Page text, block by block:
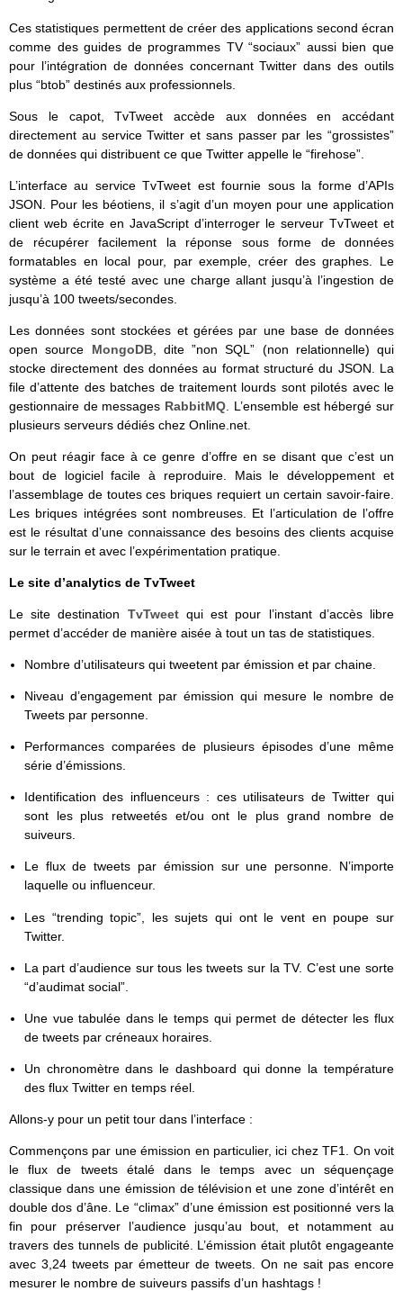
Ces statistiques permettent de créer des applications second écran
comme des guides de programmes TV “sociaux” aussi bien que
pour l’intégration de données concernant Twitter dans des outils
plus “btob” destinés aux professionnels.
Sous le capot, TvTweet accède aux données en accédant
directement au service Twitter et sans passer par les “grossistes”
de données qui distribuent ce que Twitter appelle le “firehose”.
L’interface au service TvTweet est fournie sous la forme d’APIs
JSON. Pour les béotiens, il s’agit d’un moyen pour une application
client web écrite en JavaScript d’interroger le serveur TvTweet et
de récupérer facilement la réponse sous forme de données
formatables en local pour, par exemple, créer des graphes. Le
système a été testé avec une charge allant jusqu’à l’ingestion de
jusqu’à 100 tweets/secondes.
Les données sont stockées et gérées par une base de données
open source MongoDB, dite ”non SQL” (non relationnelle) qui
stocke directement des données au format structuré du JSON. La
file d’attente des batches de traitement lourds sont pilotés avec le
gestionnaire de messages RabbitMQ . L’ensemble est hébergé sur
plusieurs serveurs dédiés chez Online.net.
On peut réagir face à ce genre d’offre en se disant que c’est un
bout de logiciel facile à reproduire. Mais le développement et
l’assemblage de toutes ces briques requiert un certain savoir-faire.
Les briques intégrées sont nombreuses. Et l’articulation de l’offre
est le résultat d’une connaissance des besoins des clients acquise
sur le terrain et avec l’expérimentation pratique.
Le site d’analytics de TvTweet
Le site destination TvTweetqui est pour l’instant d’accès libre
permet d’accéder de manière aisée à tout un tas de statistiques.
Nombre d’utilisateurs qui tweetent par émission et par chaine.
Niveau d’engagement par émission qui mesure le nombre de
Tweets par personne.
Performances comparées de plusieurs épisodes d’une même
série d’émissions.
Identification des influenceurs : ces utilisateurs de Twitter qui
sont les plus retweetés et/ou ont le plus grand nombre de
suiveurs.
Le flux de tweets par émission sur une personne. N’importe
laquelle ou influenceur.
Les “trending topic”, les sujets qui ont le vent en poupe sur
Twitter.
La part d’audience sur tous les tweets sur la TV. C’est une sorte
“d’audimat social”.
Une vue tabulée dans le temps qui permet de détecter les flux
de tweets par créneaux horaires.
Un chronomètre dans le dashboard qui donne la température
des flux Twitter en temps réel.
Allons-y pour un petit tour dans l’interface :
Commençons par une émission en particulier, ici chez TF1. On voit
le flux de tweets étalé dans le temps avec un séquençage
classique dans une émission de télévision et une zone d’intérêt en
double dos d’âne. Le “climax” d’une émission est positionné vers la
fin pour préserver l’audience jusqu’au bout, et notamment au
travers des tunnels de publicité. L’émission était plutôt engageante
avec 3,24 tweets par émetteur de tweets. On ne sait pas encore
mesurer le nombre de suiveurs passifs d’un hashtags !